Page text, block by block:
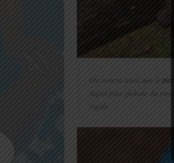
On notera ainsi que le
façon plus globale du
rigide.